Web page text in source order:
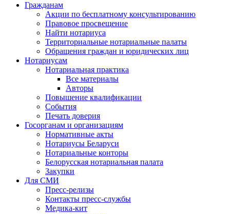
Гражданам
Акции по бесплатному консультированию
Правовое просвещение
Найти нотариуса
Территориальные нотариальные палаты
Обращения граждан и юридических лиц
Нотариусам
Нотариальная практика
Все материалы
Авторы
Повышение квалификации
События
Печать доверия
Госорганам и организациям
Нормативные акты
Нотариусы Беларуси
Нотариальные конторы
Белорусская нотариальная палата
Закупки
Для СМИ
Пресс-релизы
Контакты пресс-службы
Медика-кит